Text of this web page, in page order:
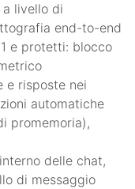
livello di
end-to-end
e protetti: blocco
e risposte nei
automatiche
promemoria),
delle chat,
di messaggio